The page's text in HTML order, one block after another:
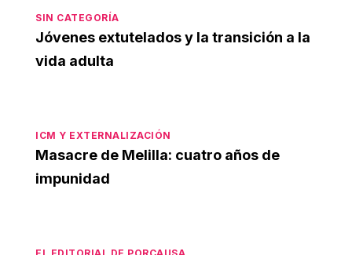
SIN CATEGORÍA
Jóvenes extutelados y la transición a la
vida adulta
ICM Y EXTERNALIZACIÓN
Masacre de Melilla: cuatro años de
impunidad